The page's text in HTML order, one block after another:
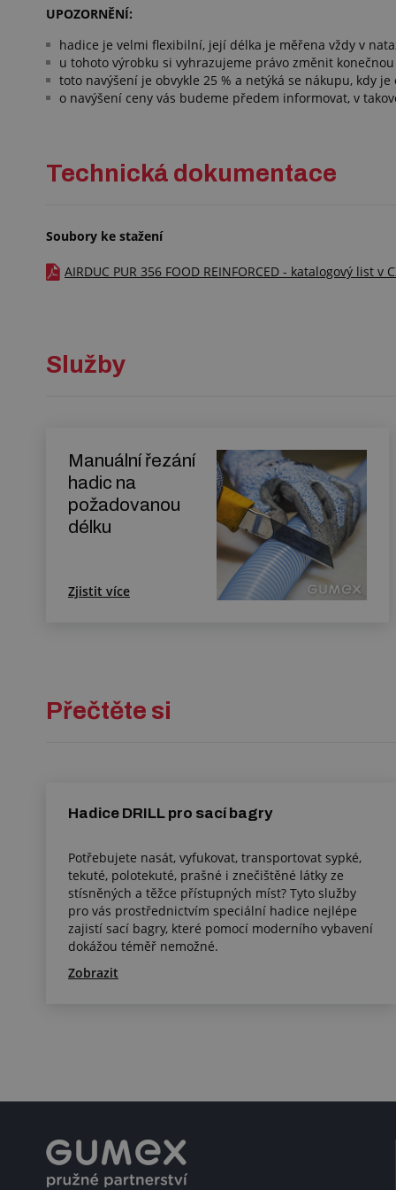
UPOZORNĚNÍ:
hadice je velmi flexibilní, její délka je měřena vždy v
u tohoto výrobku si vyhrazujeme právo změnit
toto navýšení je obvykle 25 % a netýká se nákupu, kdy
o navýšení ceny vás budeme předem informovat, v
Technická dokumentace
Soubory ke stažení
AIRDUC PUR 356 FOOD REINFORCED - katalogový list v
Služby
Manuální řezání
hadic na
požadovanou
délku
Zjistit více
Přečtěte si
Hadice DRILL pro sací bagry
Potřebujete nasát, vyfukovat, transportovat sypké,
tekuté, polotekuté, prašné i znečištěné látky ze
stísněných a těžce přístupných míst? Tyto služby
pro vás prostřednictvím speciální hadice nejlépe
zajistí sací bagry, které pomocí moderního vybavení
dokážou téměř nemožné.
Zobrazit